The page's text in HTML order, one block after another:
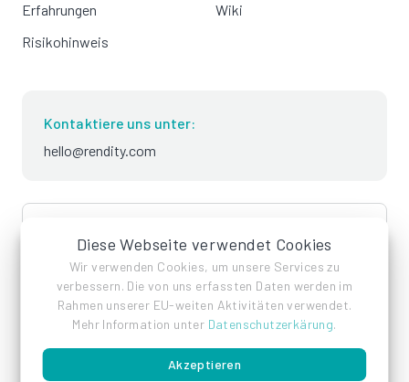
Diese Webseite verwendet Cookies
Wir verwenden Cookies, um unsere Services zu
verbessern. Die von uns erfassten Daten werden im
Rahmen unserer EU-weiten Aktivitäten verwendet.
Mehr Information unter Datenschutzerkärung.
Akzeptieren
Erfahrungen
Risikohinweis
Wiki
Kontaktiere uns unter:
hello@rendity.com
language
ImpressumDatenschutzAGB